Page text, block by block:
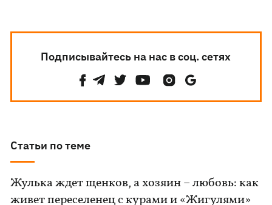
Подписывайтесь на нас в соц. сетях
Статьи по теме
Жулька ждет щенков, а хозяин – любовь: как
живет переселенец с курами и «Жигулями»